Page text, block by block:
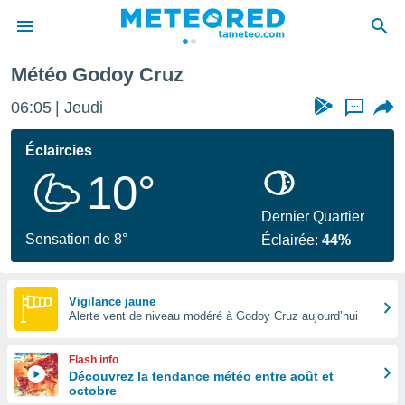
de
Météo Godoy Cruz
06:05 Jeudi ...
Éclaircies
10°
Sensation de 8°
Dernier Quartier
Éclairée:44%
Vigilance jaune
Alerte vent de niveau modéré à Godoy Cruz aujourd’hui
Flash info
Découvrez la tendance météo entre août et
octobre